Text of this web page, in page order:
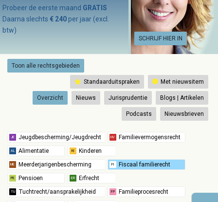
SCHRIJF HIER IN
Probeer de eerste maand GRATIS
Daarna slechts € 240 per jaar (excl.
btw)
Toon alle rechtsgebieden
Standaarduitspraken Met nieuwsitem
Overzicht Nieuws Jurisprudentie Blogs | Artikelen
Podcasts Nieuwsbrieven